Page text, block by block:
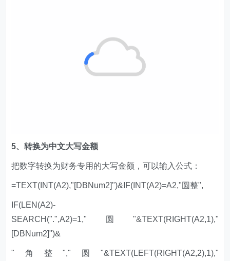
5、转换为中文大写金额
把数字转换为财务专用的大写金额，可以输入公式：
=TEXT(INT(A2),"[DBNum2]")&IF(INT(A2)=A2,"圆整",
IF(LEN(A2)-
SEARCH(".",A2)=1,"圆"&TEXT(RIGHT(A2,1),"
[DBNum2]")&
"角整","圆"&TEXT(LEFT(RIGHT(A2,2),1),"